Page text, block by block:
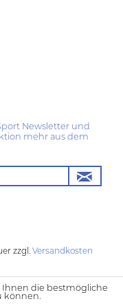
Newsletter und
mehr aus dem
zzgl. Versandkosten
Ihnen die bestmögliche
können.